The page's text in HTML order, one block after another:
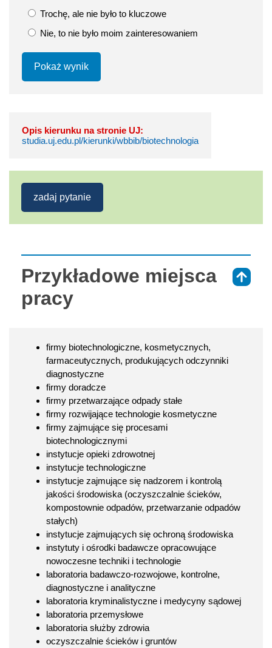
Trochę, ale nie było to kluczowe
Nie, to nie było moim zainteresowaniem
Pokaż wynik
Opis kierunku na stronie UJ:
studia.uj.edu.pl/kierunki/wbbib/biotechnologia
zadaj pytanie
Przykładowe miejsca
pracy
firmy biotechnologiczne, kosmetycznych,
farmaceutycznych, produkujących odczynniki
diagnostyczne
firmy doradcze
firmy przetwarzające odpady stałe
firmy rozwijające technologie kosmetyczne
firmy zajmujące się procesami
biotechnologicznymi
instytucje opieki zdrowotnej
instytucje technologiczne
instytucje zajmujące się nadzorem i kontrolą
jakości środowiska (oczyszczalnie ścieków,
kompostownie odpadów, przetwarzanie odpadów
stałych)
instytucje zajmujących się ochroną środowiska
instytuty i ośrodki badawcze opracowujące
nowoczesne techniki i technologie
laboratoria badawczo-rozwojowe, kontrolne,
diagnostyczne i analityczne
laboratoria kryminalistyczne i medycyny sądowej
laboratoria przemysłowe
laboratoria służby zdrowia
oczyszczalnie ścieków i gruntów